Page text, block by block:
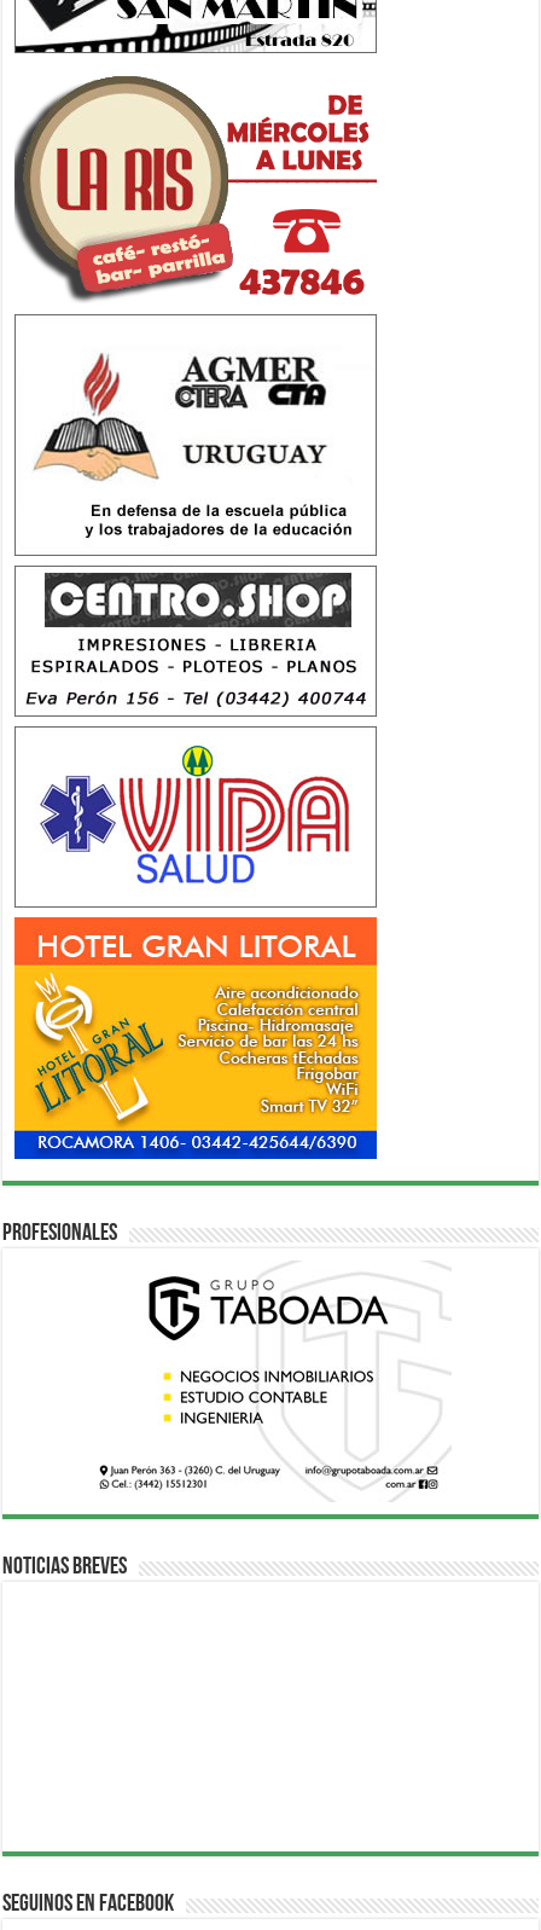
Profesionales
Noticias breves
Seguinos en Facebook